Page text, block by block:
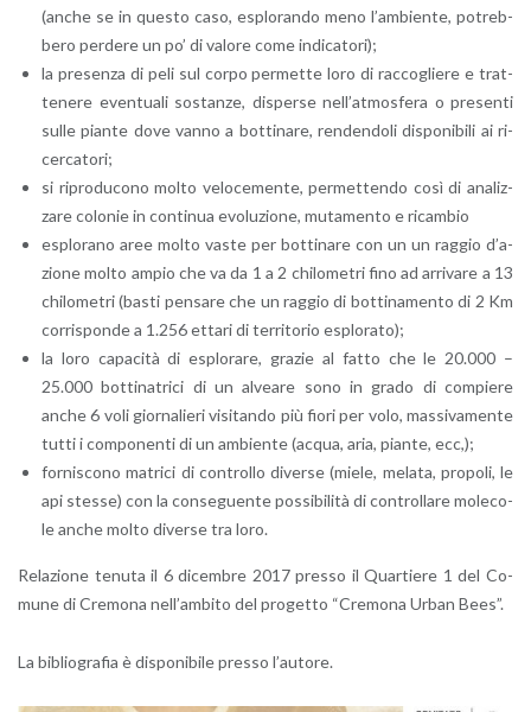
(anche se in que­sto caso, esplo­ran­do meno l’am­bien­te, po­treb­
be­ro per­de­re un po’ di va­lo­re come in­di­ca­to­ri);
la pre­sen­za di peli sul corpo per­met­te loro di rac­co­glie­re e trat­
te­ne­re even­tua­li so­stan­ze, di­sper­se nel­l’at­mo­sfe­ra o pre­sen­ti
sulle pian­te dove vanno a bot­ti­na­re, ren­den­do­li di­spo­ni­bi­li ai ri­
cer­ca­to­ri;
si ri­pro­du­co­no molto ve­lo­ce­men­te, per­met­ten­do così di ana­liz­
za­re co­lo­nie in con­ti­nua evo­lu­zio­ne, mu­ta­men­to e ri­cam­bio
esplo­ra­no aree molto vaste per bot­ti­na­re con un un rag­gio d’a­
zio­ne molto ampio che va da 1 a 2 chi­lo­me­tri fino ad ar­ri­va­re a 13
chi­lo­me­tri (basti pen­sa­re che un rag­gio di bot­ti­na­men­to di 2 Km
cor­ri­spon­de a 1.256 et­ta­ri di ter­ri­to­rio esplo­ra­to);
la loro ca­pa­ci­tà di esplo­ra­re, gra­zie al fatto che le 20.000 –
25.000 bot­ti­na­tri­ci di un al­vea­re sono in grado di com­pie­re
anche 6 voli gior­na­lie­ri vi­si­tan­do più fiori per volo, mas­si­va­men­te
tutti i com­po­nen­ti di un am­bien­te (acqua, aria, pian­te, ecc,);
for­ni­sco­no ma­tri­ci di con­trol­lo di­ver­se (miele, me­la­ta, pro­po­li, le
api stes­se) con la con­se­guen­te pos­si­bi­li­tà di con­trol­la­re mo­le­co­
le anche molto di­ver­se tra loro.
Re­la­zio­ne te­nu­ta il 6 di­cem­bre 2017 pres­so il Quar­tie­re 1 del Co­
mu­ne di Cre­mo­na nel­l’am­bi­to del pro­get­to “Cre­mo­na Urban Bees”.
La bi­blio­gra­fia è di­spo­ni­bi­le pres­so l’au­to­re.